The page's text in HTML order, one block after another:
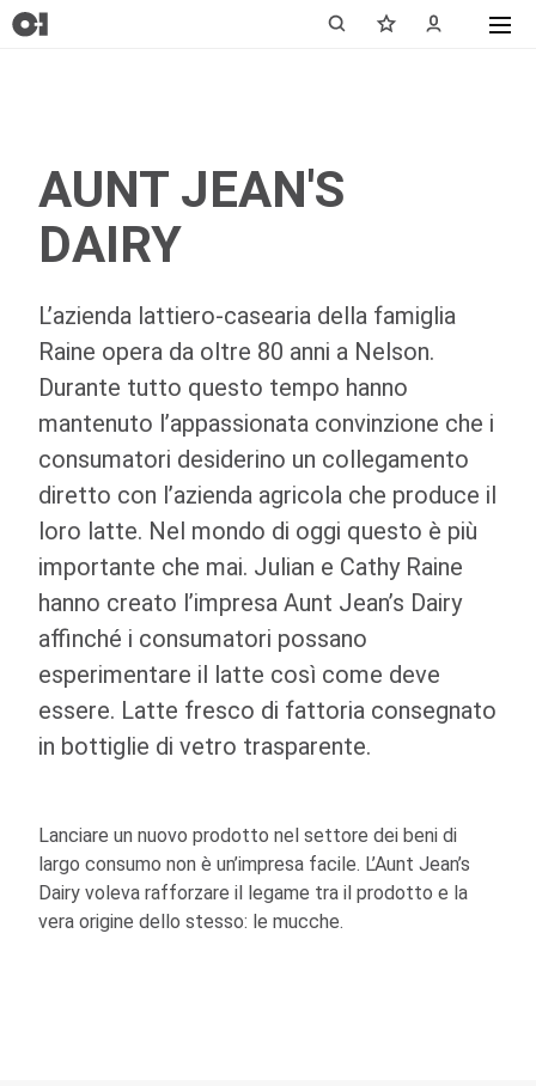
AUNT JEAN'S
DAIRY
L’azienda lattiero-casearia della famiglia
Raine opera da oltre 80 anni a Nelson.
Durante tutto questo tempo hanno
mantenuto l’appassionata convinzione che i
consumatori desiderino un collegamento
diretto con l’azienda agricola che produce il
loro latte. Nel mondo di oggi questo è più
importante che mai. Julian e Cathy Raine
hanno creato l’impresa Aunt Jean’s Dairy
affinché i consumatori possano
esperimentare il latte così come deve
essere. Latte fresco di fattoria consegnato
in bottiglie di vetro trasparente.
Lanciare un nuovo prodotto nel settore dei beni di
largo consumo non è un’impresa facile. L’Aunt Jean’s
Dairy voleva rafforzare il legame tra il prodotto e la
vera origine dello stesso: le mucche.